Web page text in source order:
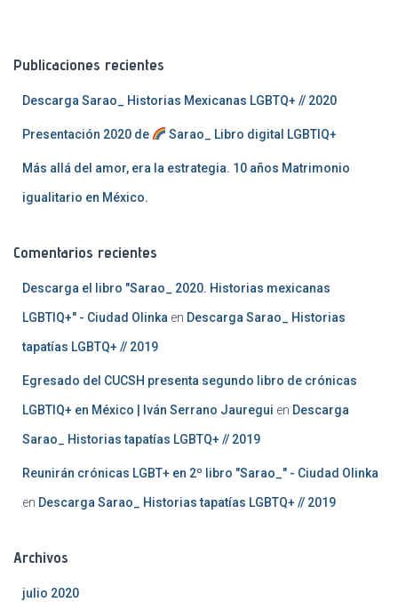
r
Publicaciones recientes
Descarga Sarao_ Historias Mexicanas LGBTQ+ // 2020
Presentación 2020 de Sarao_ Libro digital LGBTIQ+
Más allá del amor, era la estrategia. 10 años Matrimonio
igualitario en México.
Comentarios recientes
Descarga el libro "Sarao_ 2020. Historias mexicanas
LGBTIQ+" - Ciudad Olinka en Descarga Sarao_ Historias
tapatías LGBTQ+ // 2019
Egresado del CUCSH presenta segundo libro de crónicas
LGBTIQ+ en México | Iván Serrano Jauregui en Descarga
Sarao_ Historias tapatías LGBTQ+ // 2019
Reunirán crónicas LGBT+ en 2º libro "Sarao_" - Ciudad Olinka
en Descarga Sarao_ Historias tapatías LGBTQ+ // 2019
Archivos
julio 2020